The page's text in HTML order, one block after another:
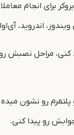
برای انجام
اندروید،
رو نشون
رو پیدا کنی.